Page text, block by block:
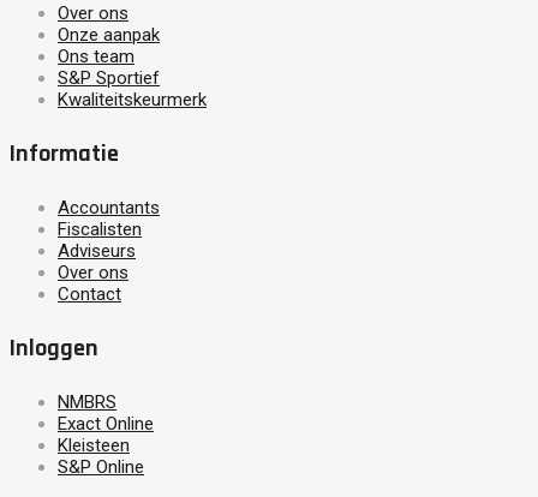
Over ons
Onze aanpak
Ons team
S&P Sportief
Kwaliteitskeurmerk
Informatie
Accountants
Fiscalisten
Adviseurs
Over ons
Contact
Inloggen
NMBRS
Exact Online
Kleisteen
S&P Online